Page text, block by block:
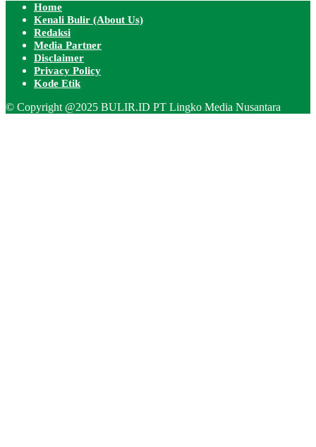
Home
Kenali Bulir (About Us)
Redaksi
Media Partner
Disclaimer
Privacy Policy
Kode Etik
© Copyright @2025 BULIR.ID PT Lingko Media Nusantara